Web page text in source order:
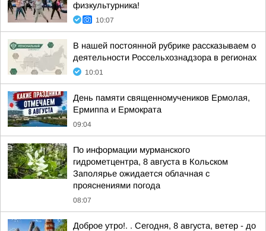
физкультурника!
10:07
В нашей постоянной рубрике рассказываем о
деятельности Россельхознадзора в регионах
10:01
День памяти священномучеников Ермолая,
Ермиппа и Ермократа
09:04
По информации мурманского
гидрометцентра, 8 августа в Кольском
Заполярье ожидается облачная с
прояснениями погода
08:07
Доброе утро!. . Сегодня, 8 августа, ветер - до